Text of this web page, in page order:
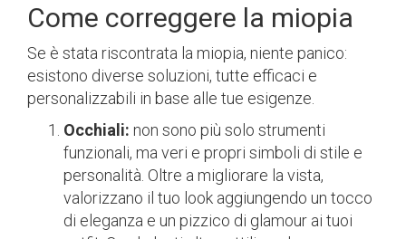
Come correggere la miopia
Se è stata riscontrata la miopia, niente panico:
esistono diverse soluzioni, tutte efficaci e
personalizzabili in base alle tue esigenze.
Occhiali: non sono più solo strumenti
funzionali, ma veri e propri simboli di stile e
personalità. Oltre a migliorare la vista,
valorizzano il tuo look aggiungendo un tocco
di eleganza e un pizzico di glamour ai tuoi